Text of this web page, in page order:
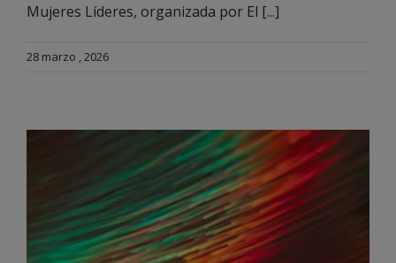
Mujeres Líderes, organizada por El [...]
28 marzo , 2026